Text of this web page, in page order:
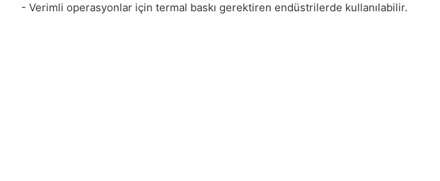
- Verimli operasyonlar için termal baskı gerektiren endüstrilerde kullanılabilir.